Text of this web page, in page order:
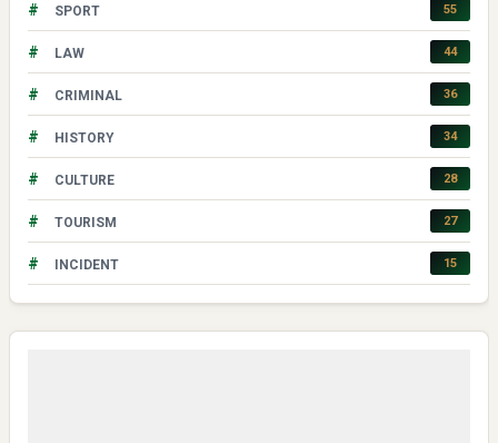
# SPORT 55
# LAW 44
# CRIMINAL 36
# HISTORY 34
# CULTURE 28
# TOURISM 27
# INCIDENT 15